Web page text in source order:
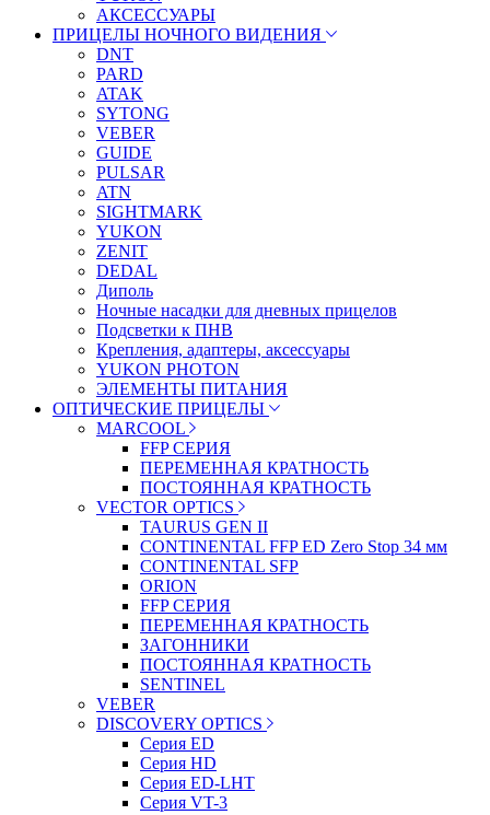
АКСЕССУАРЫ
ПРИЦЕЛЫ НОЧНОГО ВИДЕНИЯ
DNT
PARD
ATAK
SYTONG
VEBER
GUIDE
PULSAR
ATN
SIGHTMARK
YUKON
ZENIT
DEDAL
Диполь
Ночные насадки для дневных прицелов
Подсветки к ПНВ
Крепления, адаптеры, аксессуары
YUKON PHOTON
ЭЛЕМЕНТЫ ПИТАНИЯ
ОПТИЧЕСКИЕ ПРИЦЕЛЫ
MARCOOL
FFP СЕРИЯ
ПЕРЕМЕННАЯ КРАТНОСТЬ
ПОСТОЯННАЯ КРАТНОСТЬ
VECTOR OPTICS
TAURUS GEN II
CONTINENTAL FFP ED Zero Stop 34 мм
CONTINENTAL SFP
ORION
FFP СЕРИЯ
ПЕРЕМЕННАЯ КРАТНОСТЬ
ЗАГОННИКИ
ПОСТОЯННАЯ КРАТНОСТЬ
SENTINEL
VEBER
DISCOVERY OPTICS
Серия ED
Серия HD
Серия ED-LHT
Серия VT-3